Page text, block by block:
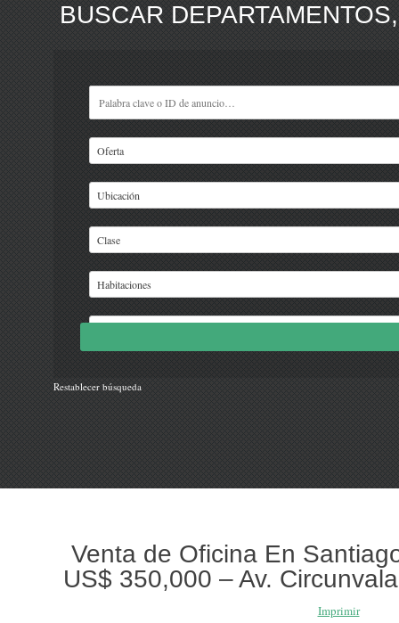
BUSCAR
Restablecer búsqueda
Venta de Oficina En
US$ 350,000 – Av.
Imprimir